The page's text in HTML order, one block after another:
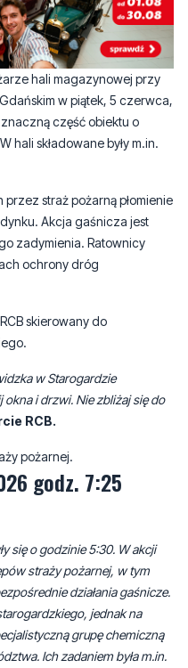
hali magazynowej przy
w piątek, 5 czerwca,
część obiektu o
hali składowane były m.in.
straż pożarną płomienie
Akcja gaśnicza jest
zadymienia. Ratownicy
ochrony dróg
skierowany do
w Starogardzie
okna i drzwi. Nie zbliżaj się do
RCB.
pożarnej.
godz. 7:25
się o godzinie 5:30. W akcji
straży pożarnej, w tym
działania gaśnicze.
jednak na
grupę chemiczną
Ich zadaniem była m.in.